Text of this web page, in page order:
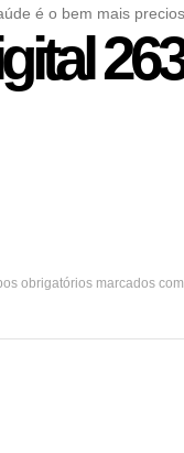
é o bem mais
obrigatórios marcados